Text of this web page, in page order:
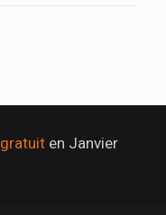
gratuit en Janvier